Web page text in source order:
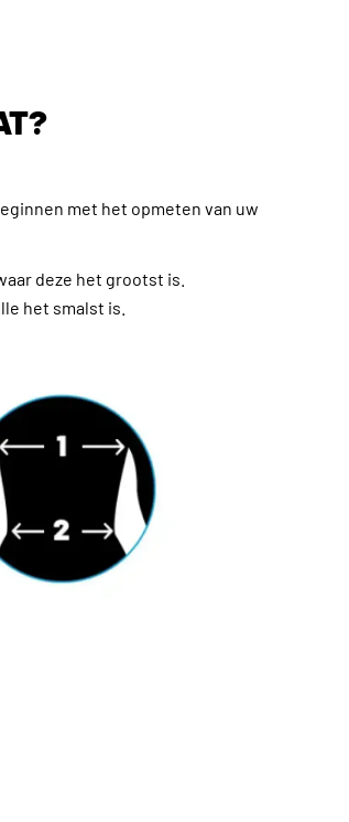
met het opmeten van uw
deze het grootst is.
het smalst is.